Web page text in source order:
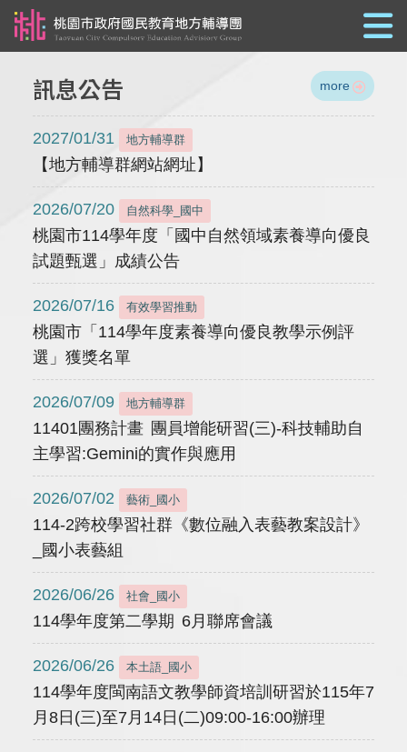
訊息公告 more
2027/01/31 地方輔導群
【地方輔導群網站網址】
2026/07/20 自然科學_國中
桃園市114學年度「國中自然領域素養導向優良
試題甄選」成績公告
2026/07/16 有效學習推動
桃園市「114學年度素養導向優良教學示例評
選」獲獎名單
2026/07/09 地方輔導群
11401團務計畫 團員增能研習(三)-科技輔助自
主學習:Gemini的實作與應用
2026/07/02 藝術_國小
114-2跨校學習社群《數位融入表藝教案設計》
_國小表藝組
2026/06/26 社會_國小
114學年度第二學期 6月聯席會議
2026/06/26 本土語_國小
114學年度閩南語文教學師資培訓研習於115年7
月8日(三)至7月14日(二)09:00-16:00辦理